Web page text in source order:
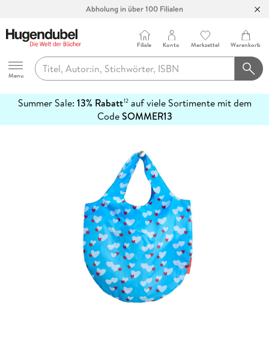
Abholung in über 100 Filialen
Hugendubel
Menu
Filiale Konto Merkzettel Warenkorb
Summer Sale: 13% Rabatt12auf viele Sortimente mit dem
CodeSOMMER13
erfahren